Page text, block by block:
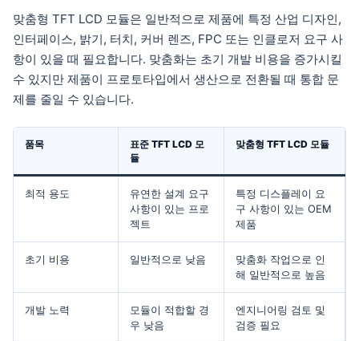
맞춤형 TFT LCD 모듈은 일반적으로 제품에 특정 산업 디자인,
인터페이스, 밝기, 터치, 커버 렌즈, FPC 또는 인클로저 요구 사
항이 있을 때 필요합니다. 맞춤화는 초기 개발 비용을 증가시킬
수 있지만 제품이 프로토타입에서 생산으로 전환될 때 통합 문
제를 줄일 수 있습니다.
품목
표준 TFT LCD 모
듈
맞춤형 TFT LCD 모듈
최적 용도
유연한 설계 요구
사항이 있는 프로
젝트
특정 디스플레이 요
구 사항이 있는 OEM
제품
초기 비용 일반적으로 낮음
맞춤화 작업으로 인
해 일반적으로 높음
개발 노력
모듈이 적합할 경
우 낮음
엔지니어링 검토 및
검증 필요